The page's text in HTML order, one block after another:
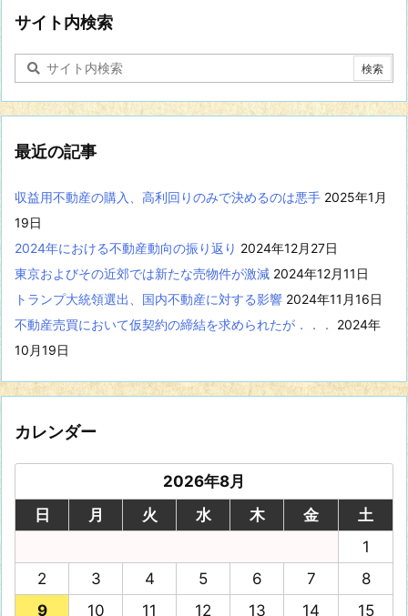
に
関
す
記
事
を
示
サイト内検索
最近の記事
収益用不動産の購入、高利回りのみで決めるのは悪手 2025年1月
19日
2024年における不動産動向の振り返り 2024年12月27日
東京およびその近郊では新たな売物件が激減 2024年12月11日
トランプ大統領選出、国内不動産に対する影響 2024年11月16日
不動産売買において仮契約の締結を求められたが．．．
2024年
10月19日
カレンダー
2026年8月
日
月 火 水 木 金
土
1
2
3 4 5 6 7
8
9
10 11 12 13 14 15